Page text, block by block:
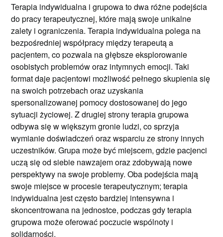
Terapia indywidualna i grupowa to dwa różne podejścia
do pracy terapeutycznej, które mają swoje unikalne
zalety i ograniczenia. Terapia indywidualna polega na
bezpośredniej współpracy między terapeutą a
pacjentem, co pozwala na głębsze eksplorowanie
osobistych problemów oraz intymnych emocji. Taki
format daje pacjentowi możliwość pełnego skupienia się
na swoich potrzebach oraz uzyskania
spersonalizowanej pomocy dostosowanej do jego
sytuacji życiowej. Z drugiej strony terapia grupowa
odbywa się w większym gronie ludzi, co sprzyja
wymianie doświadczeń oraz wsparciu ze strony innych
uczestników. Grupa może być miejscem, gdzie pacjenci
uczą się od siebie nawzajem oraz zdobywają nowe
perspektywy na swoje problemy. Oba podejścia mają
swoje miejsce w procesie terapeutycznym; terapia
indywidualna jest często bardziej intensywna i
skoncentrowana na jednostce, podczas gdy terapia
grupowa może oferować poczucie wspólnoty i
solidarności.